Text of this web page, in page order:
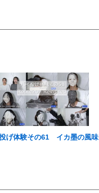
げ体験その61 イカ墨の風味